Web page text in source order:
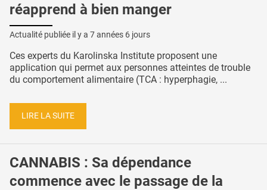
réapprend à bien manger
Actualité publiée il y a 7 années 6 jours
Ces experts du Karolinska Institute proposent une
application qui permet aux personnes atteintes de trouble
du comportement alimentaire (TCA : hyperphagie, ...
LIRE LA SUITE
CANNABIS : Sa dépendance
commence avec le passage de la